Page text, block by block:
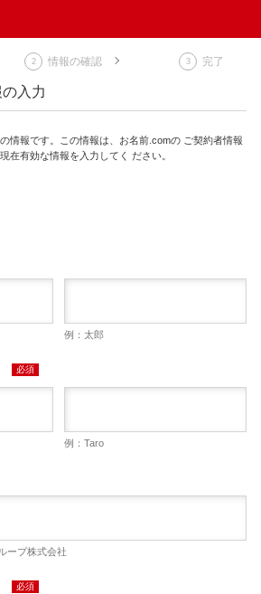
情報の確認 完了
入力
情報です。この情報は、お名前.comの ご契約者情報
在有効な情報を入力してく ださい。
例：太郎
必須
例：Taro
ープ株式会社
必須